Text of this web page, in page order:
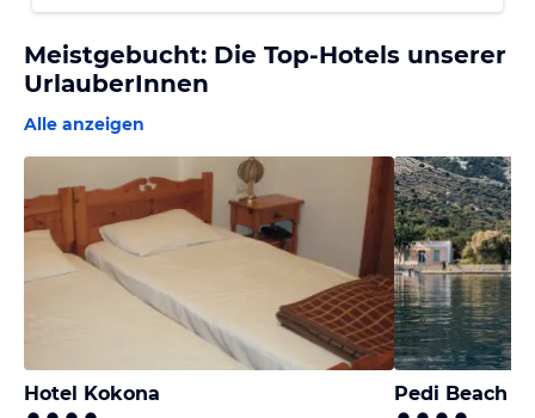
Meistgebucht: Die Top-Hotels unserer
UrlauberInnen
Alle anzeigen
Hotel Kokona Pedi Beach